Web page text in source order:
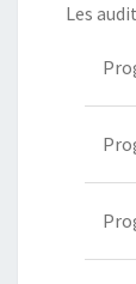
Les